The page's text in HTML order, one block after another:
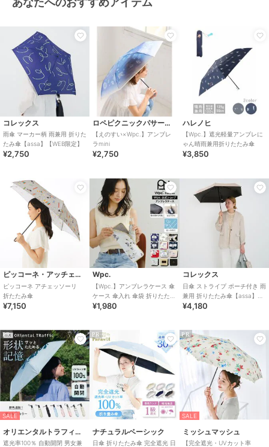
コレックス
雨傘 マーカー柄 雨兼用 折りた
たみ傘【assa】【WEB限定】
¥2,750
ロペピクニックパサージュ
【えのすい×Wpc.】アンブレ
ラmini
¥2,750
ハレノヒ
【Wpc.】遮光軽量アンブレに
ゃん晴雨兼用折りたたみ傘
¥3,850
ピッコーネ・アッチェッソーリ
ピッコーネ アチェッソーリ
折たたみ傘
¥7,150
Wpc.
【Wpc.】アンブレラケース 傘
ケース 傘入れ 傘袋 折りたたみ
傘ケース 撥水 レディース 女性
¥1,980
コレックス
日傘 ストライプ ポーチ付き 雨
兼用 折りたたみ傘【assa】
【WEB限定】
¥4,180
PR
SALE
オリエンタルトラフィック
遮光率100％ 自動開閉 男女兼
PR
ナチュラルベーシック
日傘 折りたたみ傘 完全遮光 日
PR
SALE
ミッシュマッシュ
【完全遮光・UVカット率